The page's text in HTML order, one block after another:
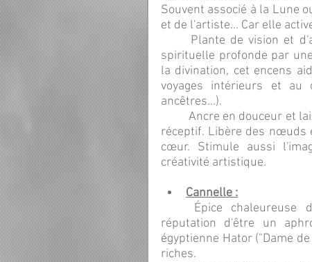
Souvent associé à la Lune
et de l'artiste... Car elle
spirituelle profonde par
la divination, cet encens
voyages intérieurs et au
ancêtres...).
	Ancre en douceur et laisse aller les tensions sur tous les plans, rendant plus
réceptif. Libère des nœuds
cœur. Stimule aussi
créativité artistique.
Cannelle :
réputation d'être un
égyptienne Hator ("Dame
riches.